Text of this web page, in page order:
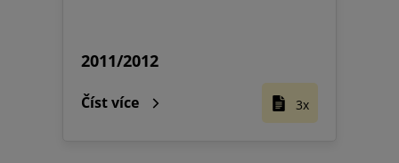
2011/2012
Číst více 3x